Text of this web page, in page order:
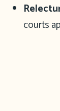
courts